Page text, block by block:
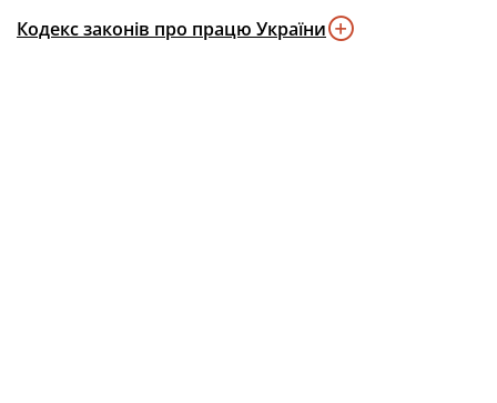
Кодекс законів про працю України